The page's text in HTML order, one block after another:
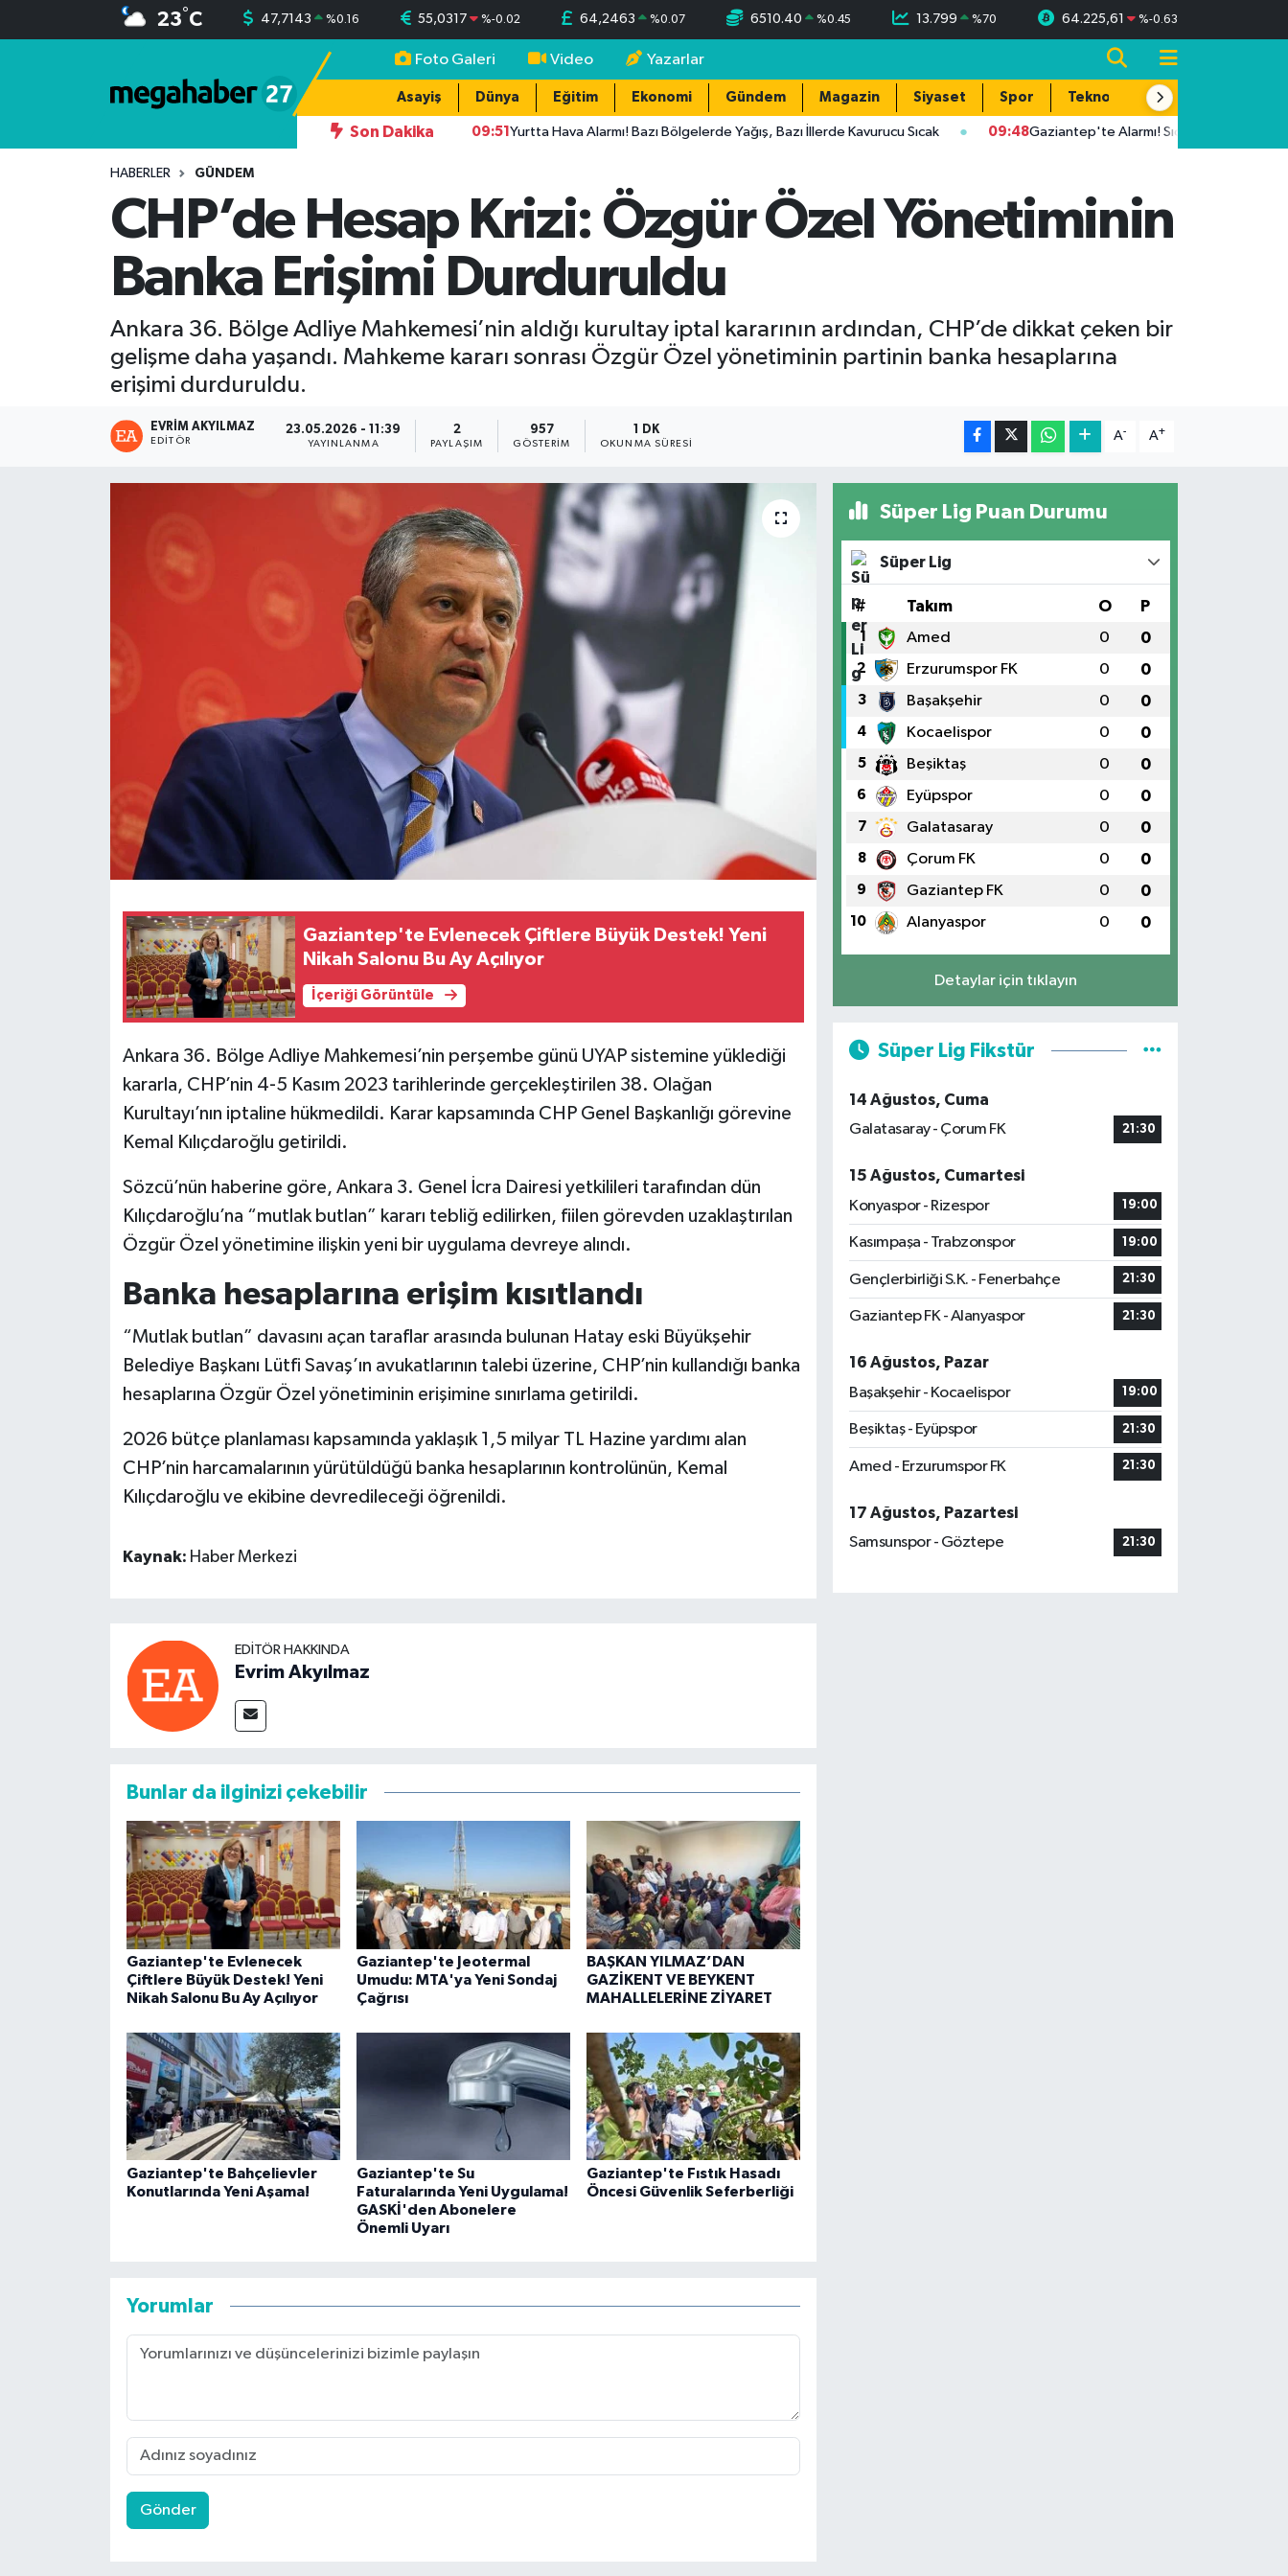
23°C 47,7143 %0.16 55,0317 %-0.02 64,2463 %0.07 6510.40 %0.45 13.799 %70 64.225,61 %-0.63
Foto Galeri Video Yazarlar
Asayiş Dünya Eğitim Ekonomi Gündem Magazin Siyaset Spor Teknoloji
Son Dakika
YAZDIĞI 242 OYDAN 174 OYLA İLÇE BAŞKANI OLUYOR 09:51 Yurtta Hava Alarmı! Bazı Bölgelerde Yağış, Bazı İllerde Kavurucu Sıcak 09:48 Gaziantep'te Alarmı! Sıcaklık 39 Dereceye
HABERLER GÜNDEM
CHP’de Hesap Krizi: Özgür Özel Yönetiminin
Banka Erişimi Durduruldu
Ankara 36. Bölge Adliye Mahkemesi’nin aldığı kurultay iptal kararının ardından, CHP’de dikkat çeken bir
gelişme daha yaşandı. Mahkeme kararı sonrası Özgür Özel yönetiminin partinin banka hesaplarına
erişimi durduruldu.
EVRIM AKYILMAZ
EDITÖR
23.05.2026 - 11:39
YAYINLANMA
2
PAYLAŞIM
957
GÖSTERIM
1 DK
OKUNMA SÜRESI
A- A+
Gaziantep'te Evlenecek Çiftlere Büyük Destek! Yeni
Nikah Salonu Bu Ay Açılıyor
İçeriği Görüntüle
Ankara 36. Bölge Adliye Mahkemesi’nin perşembe günü UYAP sistemine yüklediği
kararla, CHP’nin 4-5 Kasım 2023 tarihlerinde gerçekleştirilen 38. Olağan
Kurultayı’nın iptaline hükmedildi. Karar kapsamında CHP Genel Başkanlığı görevine
Kemal Kılıçdaroğlu getirildi.
Sözcü’nün haberine göre, Ankara 3. Genel İcra Dairesi yetkilileri tarafından dün
Kılıçdaroğlu’na “mutlak butlan” kararı tebliğ edilirken, fiilen görevden uzaklaştırılan
Özgür Özel yönetimine ilişkin yeni bir uygulama devreye alındı.
Banka hesaplarına erişim kısıtlandı
“Mutlak butlan” davasını açan taraflar arasında bulunan Hatay eski Büyükşehir
Belediye Başkanı Lütfi Savaş’ın avukatlarının talebi üzerine, CHP’nin kullandığı banka
hesaplarına Özgür Özel yönetiminin erişimine sınırlama getirildi.
2026 bütçe planlaması kapsamında yaklaşık 1,5 milyar TL Hazine yardımı alan
CHP’nin harcamalarının yürütüldüğü banka hesaplarının kontrolünün, Kemal
Kılıçdaroğlu ve ekibine devredileceği öğrenildi.
Kaynak: Haber Merkezi
EDITÖR HAKKINDA
Evrim Akyılmaz
Bunlar da ilginizi çekebilir
Gaziantep'te Evlenecek
Çiftlere Büyük Destek! Yeni
Nikah Salonu Bu Ay Açılıyor
Gaziantep'te Jeotermal
Umudu: MTA'ya Yeni Sondaj
Çağrısı
BAŞKAN YILMAZ’DAN
GAZİKENT VE BEYKENT
MAHALLELERİNE ZİYARET
Gaziantep'te Bahçelievler
Konutlarında Yeni Aşama!
Gaziantep'te Su
Faturalarında Yeni Uygulama!
GASKİ'den Abonelere
Önemli Uyarı
Gaziantep'te Fıstık Hasadı
Öncesi Güvenlik Seferberliği
Yorumlar
Gönder
Süper Lig Puan Durumu
Süper Lig
# Takım O P
1 Amed 0 0
2 Erzurumspor FK 0 0
3 Başakşehir 0 0
4 Kocaelispor 0 0
5 Beşiktaş 0 0
6 Eyüpspor 0 0
7 Galatasaray 0 0
8 Çorum FK 0 0
9 Gaziantep FK 0 0
10 Alanyaspor 0 0
Detaylar için tıklayın
Süper Lig Fikstür
14 Ağustos, Cuma
Galatasaray - Çorum FK
21:30
15 Ağustos, Cumartesi
Konyaspor - Rizespor
19:00
Kasımpaşa - Trabzonspor 19:00
Gençlerbirliği S.K. - Fenerbahçe 21:30
Gaziantep FK - Alanyaspor 21:30
16 Ağustos, Pazar
Başakşehir - Kocaelispor
19:00
Beşiktaş - Eyüpspor 21:30
Amed - Erzurumspor FK 21:30
17 Ağustos, Pazartesi
Samsunspor - Göztepe
21:30
Süper Lig Puan Durumu ve Fikstür
Tüm Manşetler
Son Dakika Haberleri
Haber Arşivi